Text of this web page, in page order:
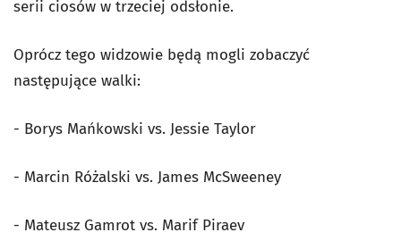
serii ciosów w trzeciej odsłonie.
Oprócz tego widzowie będą mogli zobaczyć
następujące walki:
- Borys Mańkowski vs. Jessie Taylor
- Marcin Różalski vs. James McSweeney
- Mateusz Gamrot vs. Marif Piraev